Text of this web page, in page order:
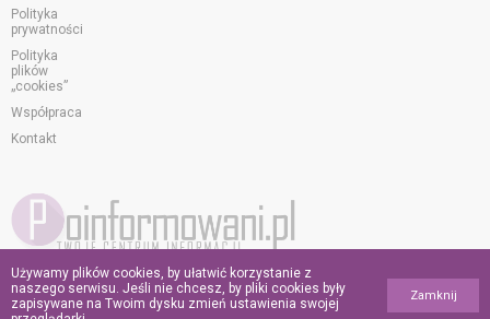
Polityka
prywatności
Polityka
plików
„cookies”
Współpraca
Kontakt
© 2026 poinformowani.pl.
Wszelkie prawa zastrzeżone.
Używamy plików cookies, by ułatwić korzystanie z
naszego serwisu. Jeśli nie chcesz, by pliki cookies były
zapisywane na Twoim dysku zmień ustawienia swojej
Zamknij